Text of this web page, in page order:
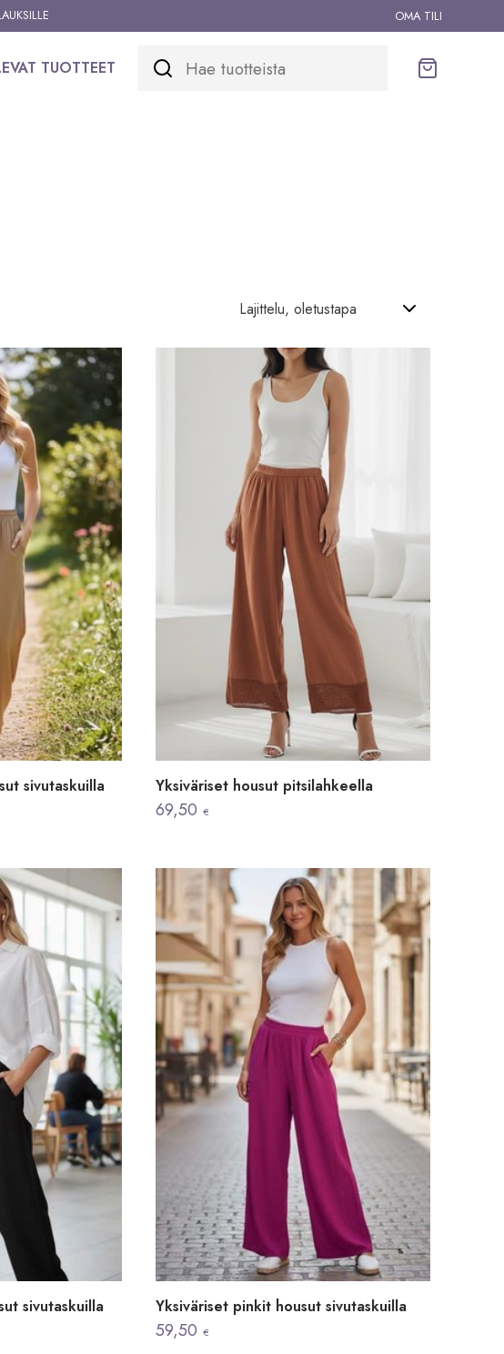
OMA TILI
TUOTTEET Ostoskori
sivutaskuilla Yksiväriset housut pitsilahkeella
69,50€
sivutaskuilla Yksiväriset pinkit housut sivutaskuilla
59,50€